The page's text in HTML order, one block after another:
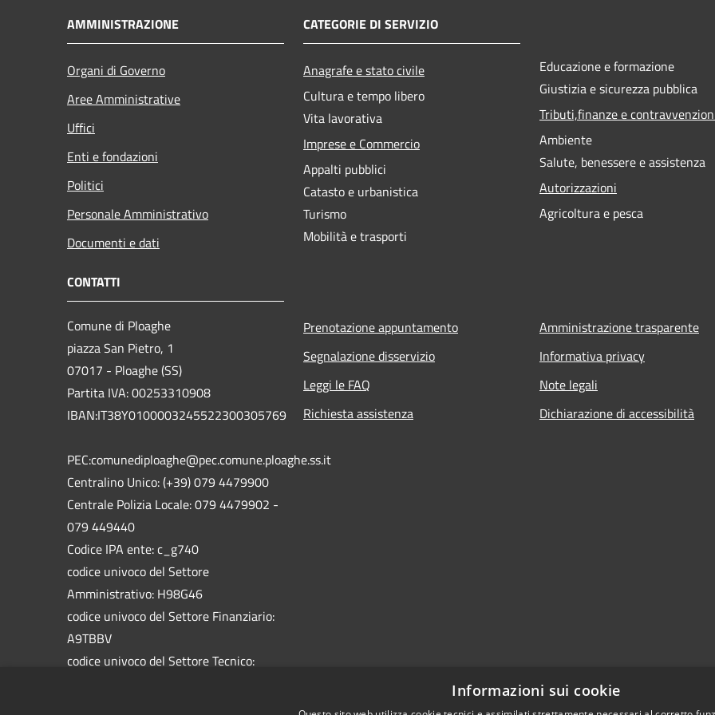
AMMINISTRAZIONE
Organi di Governo
Aree Amministrative
Uffici
Enti e fondazioni
Politici
Personale Amministrativo
Documenti e dati
CATEGORIE DI SERVIZIO
Anagrafe e stato civile
Cultura e tempo libero
Vita lavorativa
Imprese e Commercio
Appalti pubblici
Catasto e urbanistica
Turismo
Mobilità e trasporti
Educazione e formazione
Giustizia e sicurezza pubblica
Tributi,finanze e
Ambiente
Salute, benessere e assistenza
Autorizzazioni
Agricoltura e pesca
CONTATTI
Comune di Ploaghe
piazza San Pietro, 1
07017 - Ploaghe (SS)
Partita IVA: 00253310908
IBAN:IT38Y0100003245522300305769
PEC:comunediploaghe@pec.comune.ploaghe.ss.it
Centralino Unico: (+39) 079 4479900
Centrale Polizia Locale: 079 4479902 -
079 449440
Codice IPA ente: c_g740
codice univoco del Settore
Amministrativo: H98G46
codice univoco del Settore Finanziario:
A9TBBV
codice univoco del Settore Tecnico:
Prenotazione appuntamento
Segnalazione disservizio
Leggi le FAQ
Richiesta assistenza
Amministrazione trasparente
Informativa privacy
Note legali
Dichiarazione di accessibilità
Informazioni sui cookie